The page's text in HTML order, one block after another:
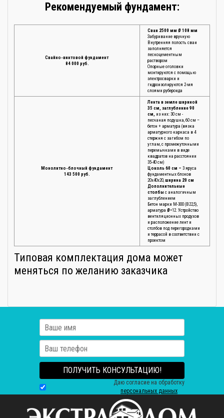
Рекомендуемый фундамент:
Свайно-винтовой фундамент
84 000 руб.
Сваи 2500 мм Ø 108 мм
Забуривание вручную
Внутренняя полость сваи
заполняется
пескоцементным
раствором
Опорные оголовки
монтируются с помощью
электросварки и
гидроизолируются 2-мя
слоями рубероида
Монолитно-блочный фундамент
143 500 руб.
Лента в земле шириной
35 см, заглубление 90
см, из них: 30 см -
песчаная подушка, 60 см –
бетон + арматура (вязка
арматурного каркаса в 4
стержня с загибом по
углам, с промежуточными
перемычками в виде
квадратов на расстоянии
35-40 см)
Цоколь 60 см – 3 яруса
фундаментных блоков
20х40х20, ширина 20 см
Дополнительные
столбы с аналогичным
заглублением
Бетон марки М-300 (В22,5),
арматура Ø=12. Устройство
вентиляционных продухов
и расположение лент и
столбов под перегородками
и террасой в соответствии с
проектом
Типовая комплектация дома может
меняться по желанию заказчика
ПОЛУЧИТЬ КОНСУЛЬТАЦИЮ!
Даю согласие на обработку
персональных данных